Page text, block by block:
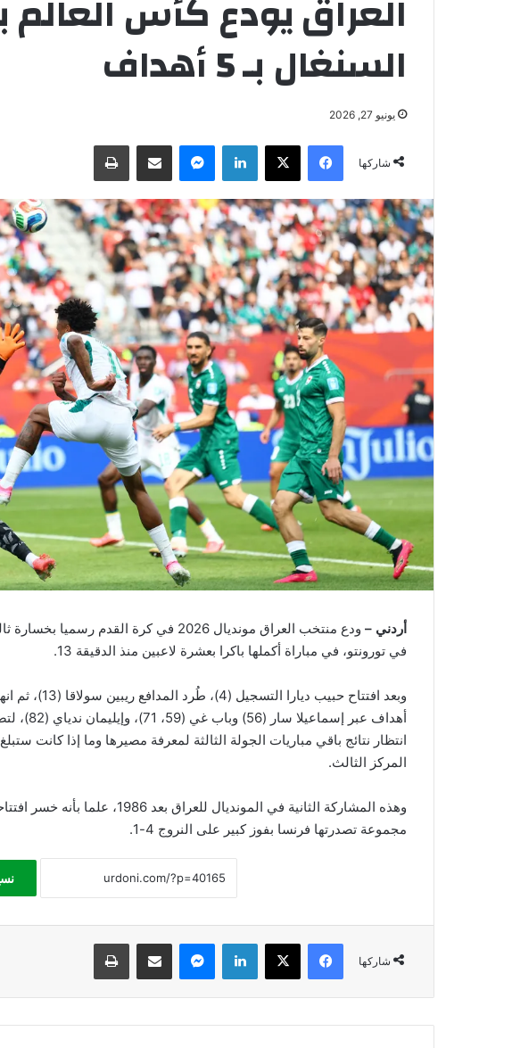
العراق يودع كأس
السنغال بـ 5 أهداف
يونيو 27, 2026
شاركها
فيسبوك لينكدإن
أردني –
في تورونتو، في مباراة أكملها باكرا بعشرة لاعبين منذ الدقيقة 13.
وبعد افتتاح
أهداف عبر
المركز الثالث.
مجموعة تصدرتها فرنسا بفوز كبير على النروج 4-1.
شاركها
فيسبوك لينكدإن